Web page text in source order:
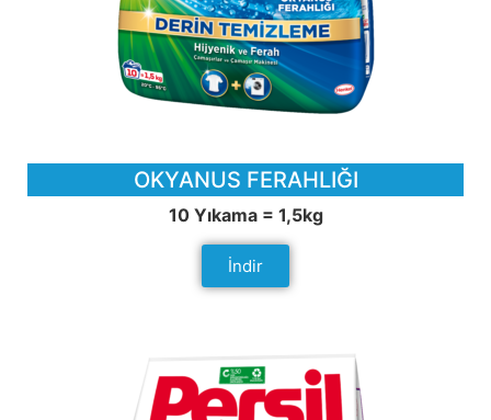
OKYANUS FERAHLIĞI
10 Yıkama = 1,5kg
İndir